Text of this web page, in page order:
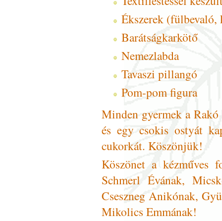
Ékszerek (fülbevaló,
Barátságkarkötő
Nemezlabda
Tavaszi pillangó
Pom-pom figura
Minden gyermek a
és egy csokis ostyát
cukorkát. Köszönjük!
Köszönet a kézműves
Schmerl Évának,
Cseszneg Anikónak,
Mikolics Emmának!